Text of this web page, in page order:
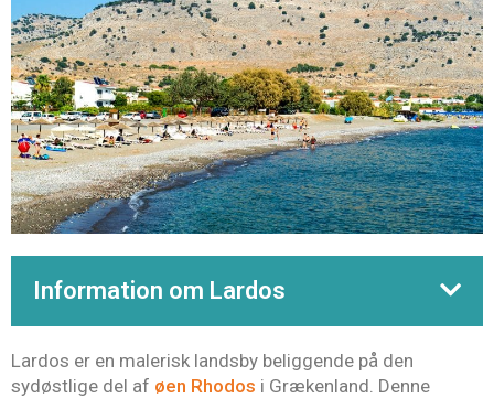
Information om Lardos
Lardos er en malerisk landsby beliggende på den
sydøstlige del af øen Rhodos i Grækenland. Denne